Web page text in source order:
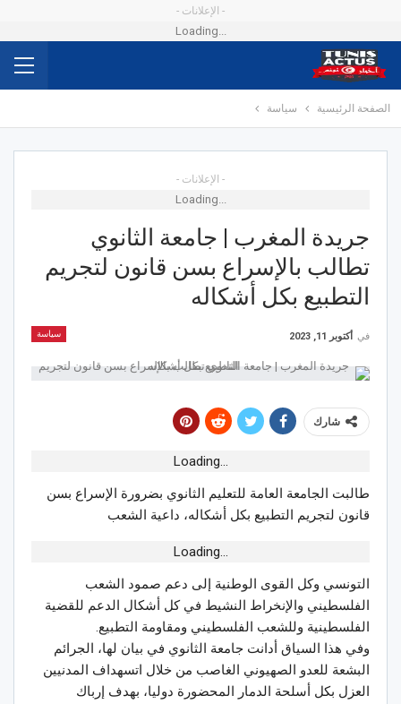
- الإعلانات -
Loading...
الصفحة الرئيسية سياسة
- الإعلانات -
Loading...
جريدة المغرب | جامعة الثانوي
تطالب بالإسراع بسن قانون لتجريم
التطبيع بكل أشكاله
سياسة في أكتوبر 11, 2023
شارك
Loading...
طالبت الجامعة العامة للتعليم الثانوي بضرورة الإسراع بسن
قانون لتجريم التطبيع بكل أشكاله، داعية الشعب
Loading...
التونسي وكل القوى الوطنية إلى دعم صمود الشعب
الفلسطيني والإنخراط النشيط في كل أشكال الدعم للقضية
الفلسطينية وللشعب الفلسطيني ومقاومة التطبيع.
وفي هذا السياق أدانت جامعة الثانوي في بيان لها، الجرائم
البشعة للعدو الصهيوني الغاصب من خلال اتسهداف المدنيين
العزل بكل أسلحة الدمار المحضورة دوليا، بهدف إرباك